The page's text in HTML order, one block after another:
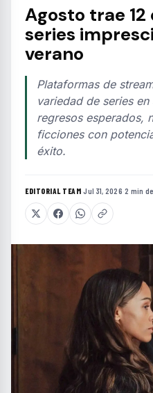
Agosto trae
series
verano
Plataformas de
variedad de series
regresos esperados,
ficciones con
éxito.
EDITORIAL TEAM·Jul 31, 2026·2 min